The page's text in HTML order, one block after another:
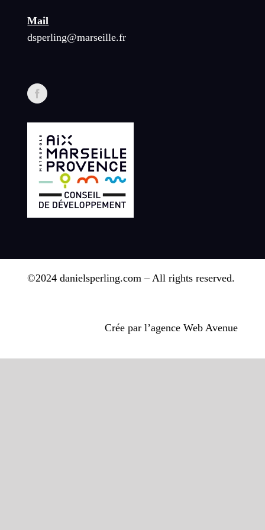
Mail
dsperling@marseille.fr
©2024 danielsperling.com – All rights reserved.
Crée par l’agence Web Avenue